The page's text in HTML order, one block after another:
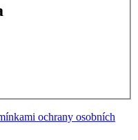
ochrany osobních